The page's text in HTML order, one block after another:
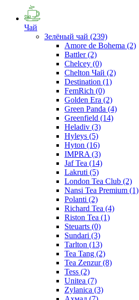
Чай
Зелёный чай (239)
Amore de Bohema (2)
Battler(2)
Chelcey (0)
Chelton Чай (2)
Destination (1)
FemRich (0)
Golden Era (2)
Green Panda (4)
Greenfield (14)
Heladiv (3)
Hyleys (5)
Hyton (16)
IMPRA (3)
Jaf Tea (14)
Lakruti (5)
London Tea Club (2)
Nansi Tea Premium (1)
Polanti (2)
Richard Tea (4)
Riston Tea (1)
Steuarts (0)
Sundari (3)
Tarlton (13)
Tea Tang (2)
Tea Zenzur(8)
Tess (2)
Unitea (7)
Zylanica (3)